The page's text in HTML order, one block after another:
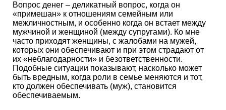
Вопрос денег – деликатный вопрос, когда он
«примешан» к отношениям семейным или
межличностным, и особенно когда он встает между
мужчиной и женщиной (между супругами). Ко мне
часто приходят женщины, с жалобами на мужей,
которых они обеспечивают и при этом страдают от
их «неблагодарности» и безответственности.
Подобные ситуации показывают, насколько может
быть вредным, когда роли в семье меняются и тот,
кто должен обеспечивать (муж), становится
обеспечиваемым.